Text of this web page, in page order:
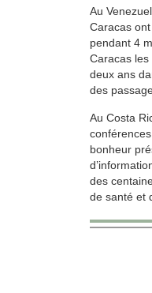
Au
Caracas
pendant 4
Caracas
deux ans
des
Au Costa
bonheur
des
de santé et